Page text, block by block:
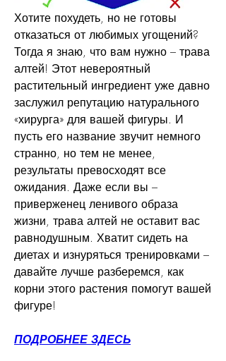
Хотите похудеть, но не готовы
отказаться от любимых угощений?
Тогда я знаю, что вам нужно – трава
алтей! Этот невероятный
растительный ингредиент уже давно
заслужил репутацию натурального
«хирурга» для вашей фигуры. И
пусть его название звучит немного
странно, но тем не менее,
результаты превосходят все
ожидания. Даже если вы –
приверженец ленивого образа
жизни, трава алтей не оставит вас
равнодушным. Хватит сидеть на
диетах и изнуряться тренировками –
давайте лучше разберемся, как
корни этого растения помогут вашей
фигуре!
ПОДРОБНЕЕ ЗДЕСЬ